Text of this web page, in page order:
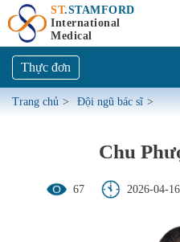
ST.STAMFORD
International
Medical
Thực đơn
Trang chủ > Đội ngũ bác sĩ >
Chu
67 2026-04-16